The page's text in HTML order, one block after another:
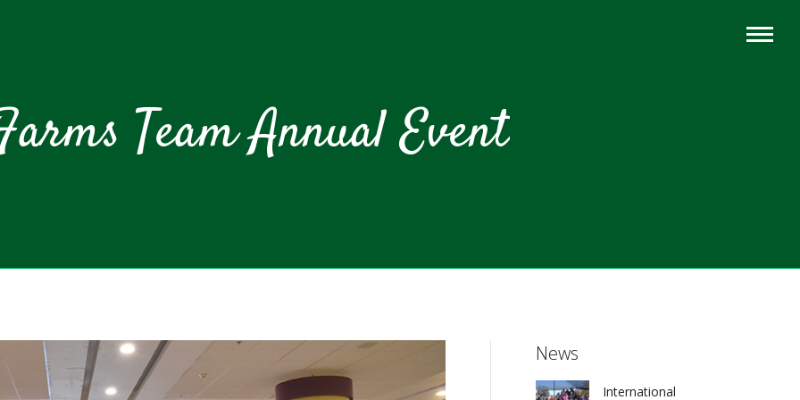
Team Annual Event
News
International